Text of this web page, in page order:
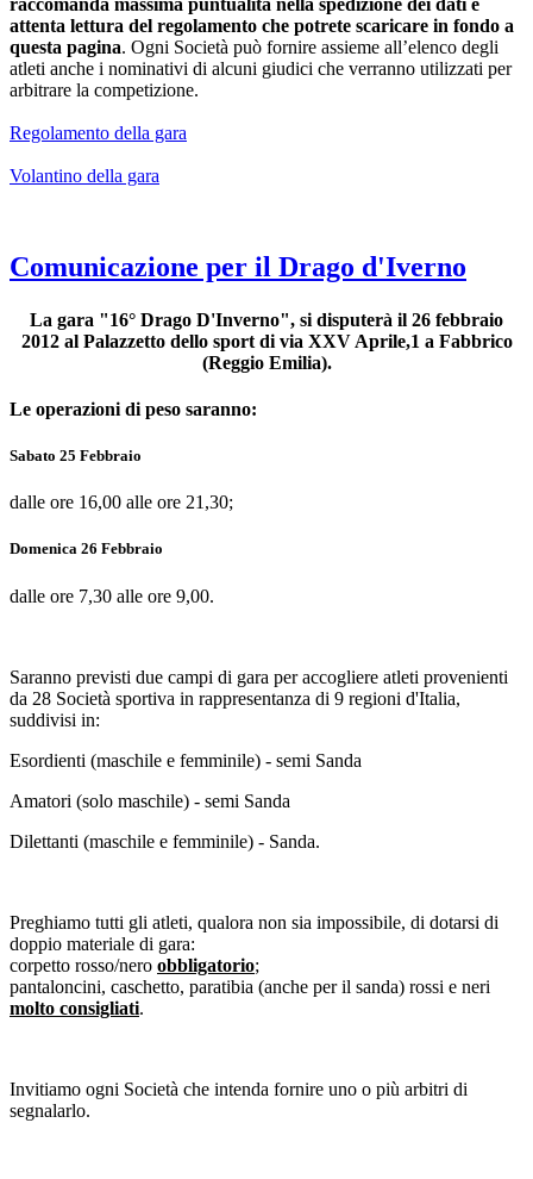
raccomanda massima puntualità nella spedizione dei dati e
attenta lettura del regolamento che potrete scaricare in fondo a
questa pagina. Ogni Società può fornire assieme all’elenco degli
atleti anche i nominativi di alcuni giudici che verranno utilizzati per
arbitrare la competizione.
Regolamento della gara
Volantino della gara
Comunicazione per il Drago d'Iverno
La gara "16° Drago D'Inverno", si disputerà il 26 febbraio
2012 al Palazzetto dello sport di via XXV Aprile,1 a Fabbrico
(Reggio Emilia).
Le operazioni di peso saranno:
Sabato 25 Febbraio
dalle ore 16,00 alle ore 21,30;
Domenica 26 Febbraio
dalle ore 7,30 alle ore 9,00.
Saranno previsti due campi di gara per accogliere atleti provenienti
da 28 Società sportiva in rappresentanza di 9 regioni d'Italia,
suddivisi in:
Esordienti (maschile e femminile) - semi Sanda
Amatori (solo maschile) - semi Sanda
Dilettanti (maschile e femminile) - Sanda.
Preghiamo tutti gli atleti, qualora non sia impossibile, di dotarsi di
doppio materiale di gara:
corpetto rosso/nero obbligatorio;
pantaloncini, caschetto, paratibia (anche per il sanda) rossi e neri
molto consigliati.
Invitiamo ogni Società che intenda fornire uno o più arbitri di
segnalarlo.